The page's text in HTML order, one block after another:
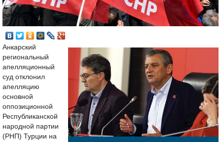
Анкарский
региональный
апелляционный
суд отклонил
апелляцию
основной
оппозиционной
Республиканской
народной партии
(РНП) Турции на